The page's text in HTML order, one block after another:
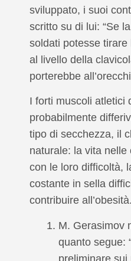
sviluppato, i suoi
scritto su di lui: “Se
soldati potesse tirare
al livello della
porterebbe
I forti muscoli atletici
probabilmente
tipo di secchezza, il
naturale: la vita nelle
con le loro difficoltà,
costante in sella
contribuire all’obesità.
M. Gerasimov
quanto segue:
preliminare